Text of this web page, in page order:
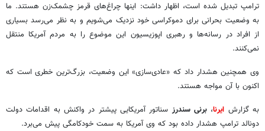
ترامپ تبدیل شده است، اظهار داشت: اینها چراغ‌های قرمز چشمک‌زن هستند. ما
به وضعیت بحرانی برای دموکراسی خود نزدیک می‌شویم و به نظر می‌رسد بسیاری
از افراد در رسانه‌ها و رهبری اپوزیسیون این موضوع را به مردم آمریکا منتقل
نمی‌کنند.
وی همچنین هشدار داد که «عادی‌سازی» این وضعیت، بزرگ‌ترین خطری است که
اکنون با آن مواجه‌ هستند.
به گزارش ایرنا، برنی سندرزسناتور آمریکایی پیشتر در واکنش به اقدامات دولت
دونالد ترامپ هشدار داده بود که وی آمریکا به سمت خودکامگی پیش می‌برد.